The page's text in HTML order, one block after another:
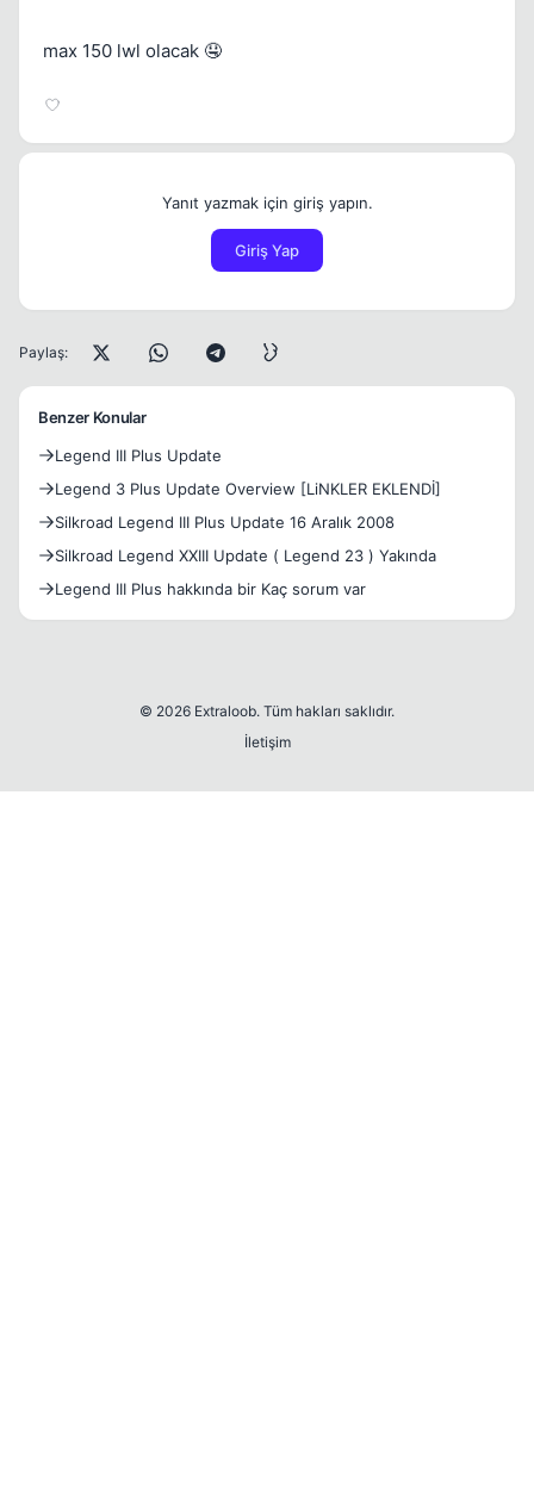
max 150 lwl olacak 🤤
Yanıt yazmak için giriş yapın.
Giriş Yap
Paylaş:
Benzer Konular
Legend III Plus Update
Legend 3 Plus Update Overview [LiNKLER EKLENDİ]
Silkroad Legend III Plus Update 16 Aralık 2008
Silkroad Legend XXIII Update ( Legend 23 ) Yakında
Legend III Plus hakkında bir Kaç sorum var
© 2026 Extraloob. Tüm hakları saklıdır.
İletişim